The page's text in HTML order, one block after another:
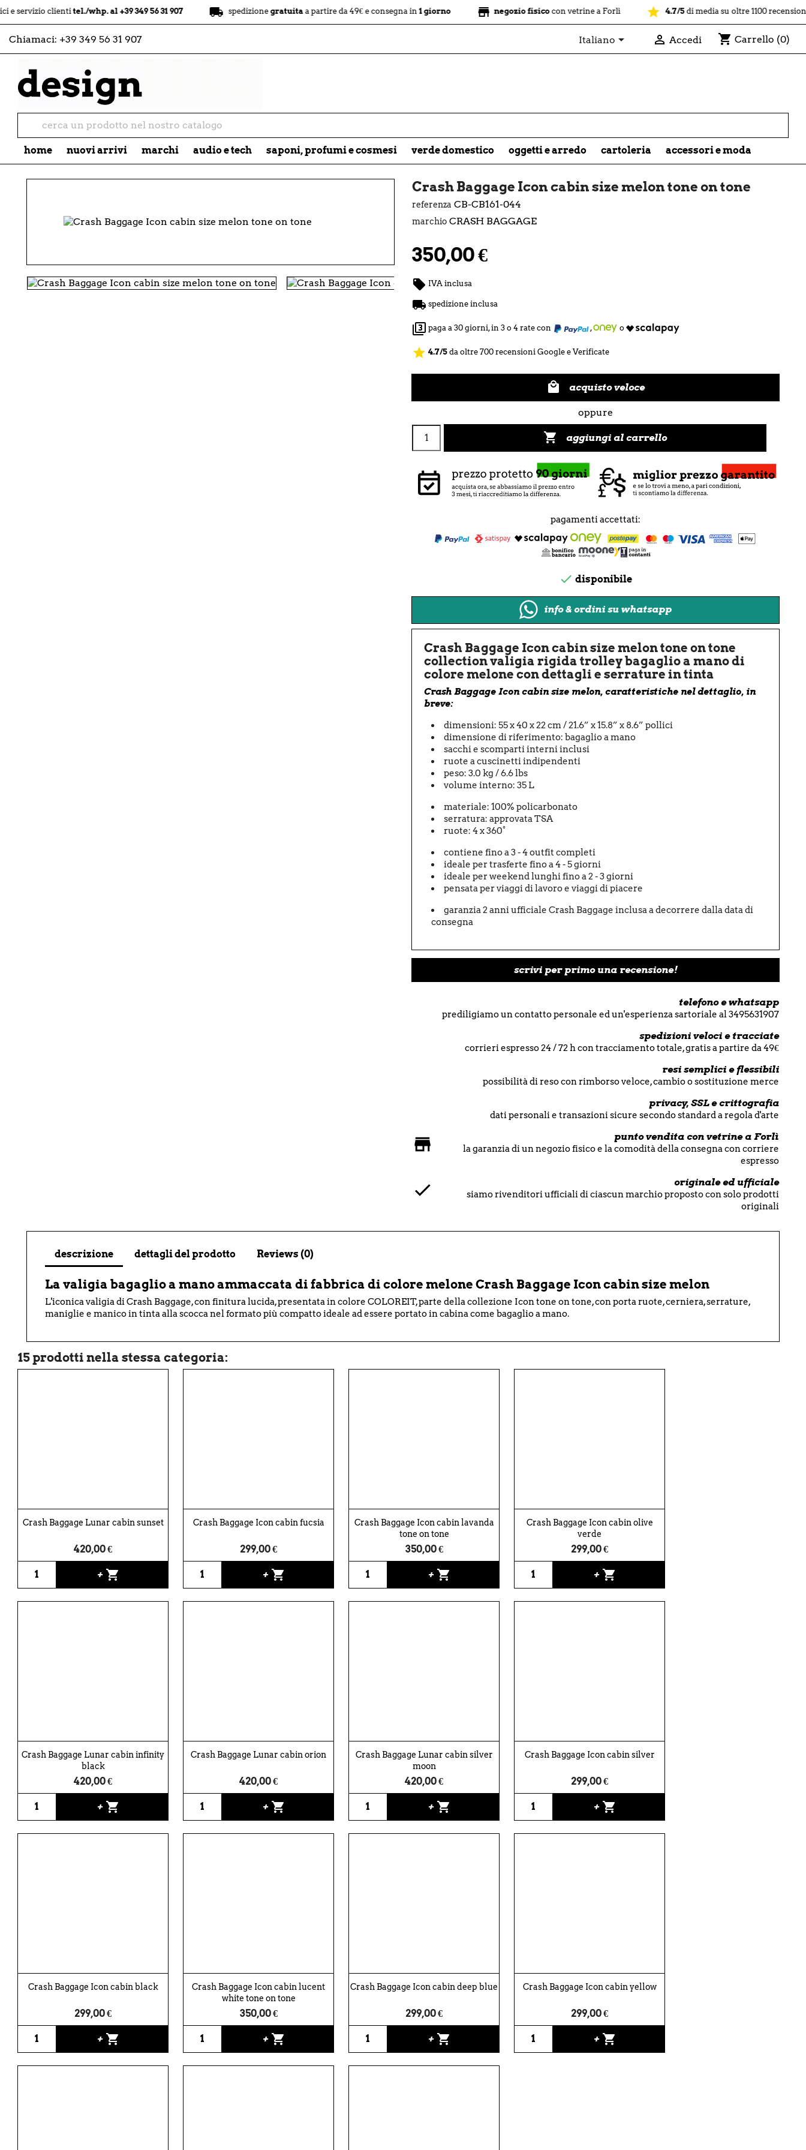
clientitel./whp. al +39 349 56 31 907 local_shipping spedizionegratuitaa partire da 49€ e consegna in1 giorno store negozio fisicocon vetrine a Forlì star 4.7/5di media su oltre 1100 recensioni
Chiamaci: +39 349 56 31 907 Italiano  Accedi shopping_cart Carrello (0)
home nuovi arrivi marchi audio e tech saponi, profumi e cosmesi verde domestico oggetti e arredo cartoleria accessori e moda
Crash Baggage Icon cabin size melon tone on tone
referenza CB-CB161-044
marchio CRASH BAGGAGE
350,00 €
 IVA inclusa
 spedizione inclusa
 paga a 30 giorni, in 3 o 4 rate con , o
star 4.7/5 da oltre 700 recensioni Google e Verificate
 acquisto veloce
oppure
 aggiungi al carrello
pagamenti accettati:
 disponibile
info & ordini su whatsapp
Crash Baggage Icon cabin size melon tone on tone
collection valigia rigida trolley bagaglio a mano di
colore melone con dettagli e serrature in tinta
Crash Baggage Iconcabin size melon, caratteristiche nel dettaglio, in
breve:
dimensioni: 55 x 40 x 22 cm / 21.6” x 15.8” x 8.6” pollici
dimensione di riferimento: bagaglio a mano
sacchi e scomparti interni inclusi
ruote a cuscinetti indipendenti
peso: 3.0 kg / 6.6 lbs
volume interno: 35 L
materiale: 100% policarbonato
serratura: approvata TSA
ruote: 4 x 360°
contiene fino a 3 - 4 outfit completi
ideale per trasferte fino a 4 - 5 giorni
ideale per weekend lunghi fino a 2 - 3 giorni
pensata per viaggi di lavoro e viaggi di piacere
garanzia 2 anni ufficiale Crash Baggage inclusa a decorrere dalla data di
consegna
scrivi per primo una recensione!
telefono e whatsapp
prediligiamo un contatto personale ed un'esperienza sartoriale al 3495631907
spedizioni veloci e tracciate
corrieri espresso 24 / 72 h con tracciamento totale, gratis a partire da 49€
resi semplici e flessibili
possibilità di reso con rimborso veloce, cambio o sostituzione merce
privacy, SSL e crittografia
dati personali e transazioni sicure secondo standard a regola d'arte
punto vendita con vetrine a Forlì
la garanzia di un negozio fisico e la comodità della consegna con corriere
espresso
originale ed ufficiale
siamo rivenditori ufficiali di ciascun marchio proposto con solo prodotti
originali
descrizione dettagli del prodotto Reviews (0)
La valigia bagaglio a mano ammaccata di fabbrica di colore melone Crash Baggage Icon cabin size melon
L'iconica valigia di Crash Baggage, con finitura lucida, presentata in colore COLOREIT, parte della collezione Icon tone on tone, con porta ruote, cerniera, serrature,
maniglie e manico in tinta alla scocca nel formato più compatto ideale ad essere portato in cabina come bagaglio a mano.
15 prodotti nella stessa categoria:
Crash Baggage Lunar cabin sunset
420,00 €
+ shopping_cart
Crash Baggage Icon cabin fucsia
299,00 €
+ shopping_cart
Crash Baggage Icon cabin lavanda
tone on tone
350,00 €
+ shopping_cart
Crash Baggage Icon cabin olive
verde
299,00 €
+ shopping_cart
Crash Baggage Lunar cabin infinity
black
420,00 €
+ shopping_cart
Crash Baggage Lunar cabin orion
420,00 €
+ shopping_cart
Crash Baggage Lunar cabin silver
moon
420,00 €
+ shopping_cart
Crash Baggage Icon cabin silver
299,00 €
+ shopping_cart
Crash Baggage Icon cabin black
299,00 €
+ shopping_cart
Crash Baggage Icon cabin lucent
white tone on tone
350,00 €
+ shopping_cart
Crash Baggage Icon cabin deep blue
299,00 €
+ shopping_cart
Crash Baggage Icon cabin yellow
299,00 €
+ shopping_cart